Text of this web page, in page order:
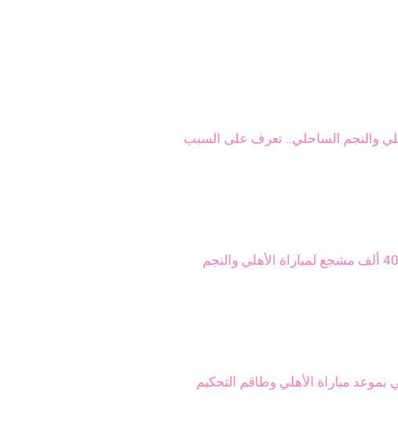
والنجم الساحلي.. تعرف على السبب
مباراة الأهلي وطاقم التحكيم